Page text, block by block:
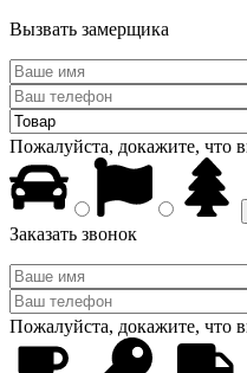
Вызвать замерщика
Пожалуйста, докажите, что
Заказать звонок
Пожалуйста, докажите, что